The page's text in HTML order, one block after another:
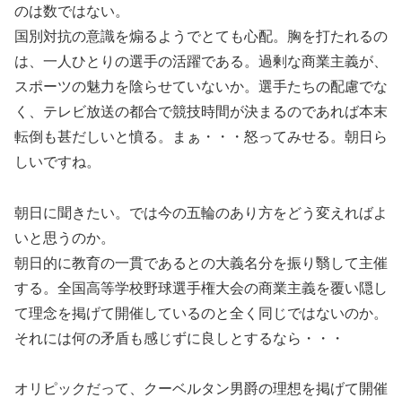
のは数ではない。
国別対抗の意識を煽るようでとても心配。胸を打たれるの
は、一人ひとりの選手の活躍である。過剰な商業主義が、
スポーツの魅力を陰らせていないか。選手たちの配慮でな
く、テレビ放送の都合で競技時間が決まるのであれば本末
転倒も甚だしいと憤る。まぁ・・・怒ってみせる。朝日ら
しいですね。
朝日に聞きたい。では今の五輪のあり方をどう変えればよ
いと思うのか。
朝日的に教育の一貫であるとの大義名分を振り翳して主催
する。全国高等学校野球選手権大会の商業主義を覆い隠し
て理念を掲げて開催しているのと全く同じではないのか。
それには何の矛盾も感じずに良しとするなら・・・
オリピックだって、クーベルタン男爵の理想を掲げて開催